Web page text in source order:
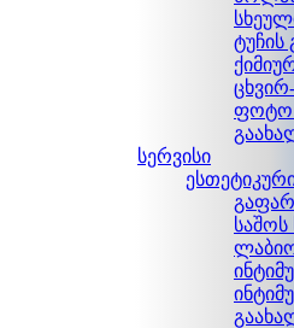
ტუჩის
ფოტო
სერვისი